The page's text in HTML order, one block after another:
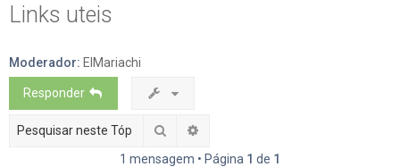
Links uteis
Moderador: ElMariachi
Responder
Pesquisar
1 mensagem • Página 1 de 1